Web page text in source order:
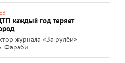
каждый год теряет
журнала «За рулём»
Фараби